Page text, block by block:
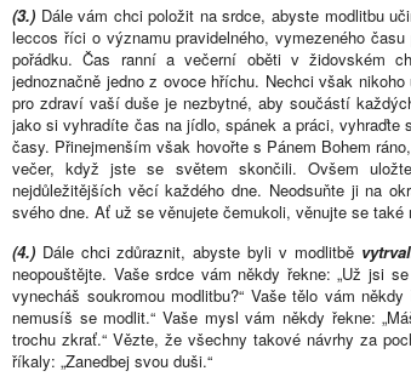
(3.) Dále vám chci položit na srdce, abyste modlitbu
leccos říci o významu pravidelného, vymezeného
pořádku. Čas ranní a večerní oběti v židovském
jednoznačně jedno z ovoce hříchu. Nechci však
pro zdraví vaší duše je nezbytné, aby součástí
jako si vyhradíte čas na jídlo, spánek a práci,
časy. Přinejmenším však hovořte s Pánem Bohem
večer, když jste se světem skončili. Ovšem
nejdůležitějších věcí každého dne. Neodsuňte ji na
svého dne. Ať už se věnujete čemukoli, věnujte se také
(4.) Dále chci zdůraznit, abyste byli v modlitbě
neopouštějte. Vaše srdce vám někdy řekne: „Už jsi
vynecháš soukromou modlitbu?“ Vaše tělo vám
nemusíš se modlit.“ Vaše mysl vám někdy řekne:
trochu zkrať.“ Vězte, že všechny takové návrhy za
říkaly: „Zanedbej svou duši.“